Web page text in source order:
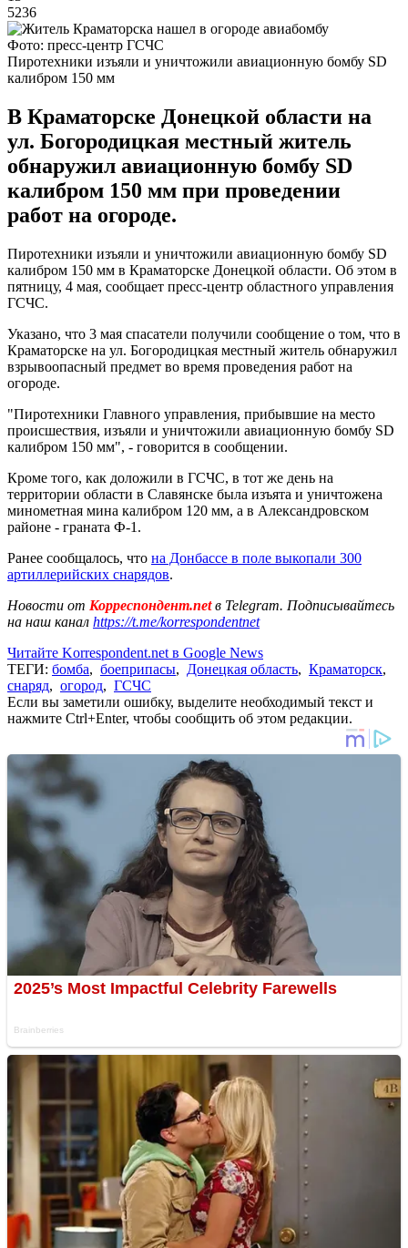
5236
Фото: пресс-центр ГСЧС
Пиротехники изъяли и уничтожили авиационную бомбу SD
калибром 150 мм
В Краматорске Донецкой области на
ул. Богородицкая местный житель
обнаружил авиационную бомбу SD
калибром 150 мм при проведении
работ на огороде.
Пиротехники изъяли и уничтожили авиационную бомбу SD
калибром 150 мм в Краматорске Донецкой области. Об этом в
пятницу, 4 мая, сообщает пресс-центр областного управления
ГСЧС.
Указано, что 3 мая спасатели получили сообщение о том, что в
Краматорске на ул. Богородицкая местный житель обнаружил
взрывоопасный предмет во время проведения работ на
огороде.
"Пиротехники Главного управления, прибывшие на место
происшествия, изъяли и уничтожили авиационную бомбу SD
калибром 150 мм", - говорится в сообщении.
Кроме того, как доложили в ГСЧС, в тот же день на
территории области в Славянске была изъята и уничтожена
минометная мина калибром 120 мм, а в Александровском
районе - граната Ф-1.
Ранее сообщалось, что на Донбассе в поле выкопали 300
артиллерийских снарядов.
Новости от Корреспондент.netв Telegram. Подписывайтесь
на наш канал https://t.me/korrespondentnet
Читайте Korrespondent.net в Google News
ТЕГИ: бомба, боеприпасы, Донецкая область, Краматорск,
снаряд, огород, ГСЧС
Если вы заметили ошибку, выделите необходимый текст и
нажмите Ctrl+Enter, чтобы сообщить об этом редакции.